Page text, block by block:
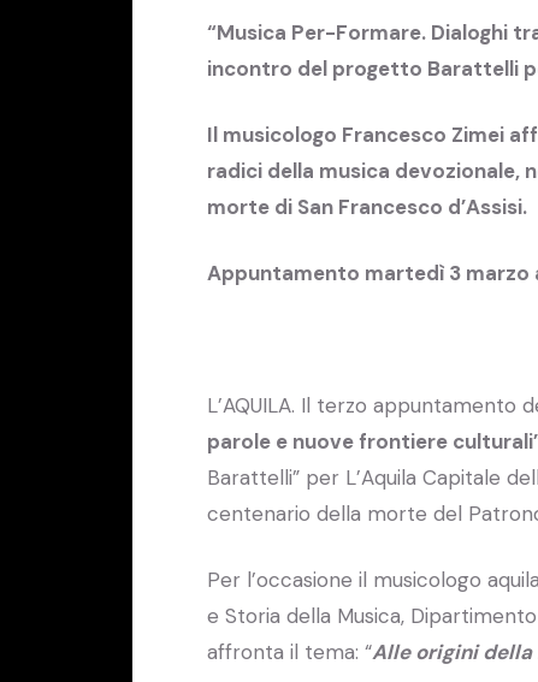
“Musica Per-Formare. Dialoghi
incontro del progetto Barattelli
Il musicologo Francesco Zimei
radici della musica devozionale,
morte di San Francesco d’Assisi.
Appuntamento martedì 3 marzo
L’AQUILA. Il terzo appuntamento
parole e nuove frontiere
Barattelli” per L’Aquila Capitale
centenario della morte del Patrono
Per l’occasione il musicologo
e Storia della Musica,
affronta il tema: “Alle origini della